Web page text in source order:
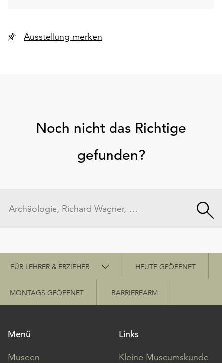
Ausstellung merken
Noch nicht das Richtige
gefunden?
Schnellzugriff
FÜR LEHRER & ERZIEHER HEUTE GEÖFFNET
MONTAGS GEÖFFNET BARRIEREARM
Menü
Museen
Links
Kleine Museumskunde